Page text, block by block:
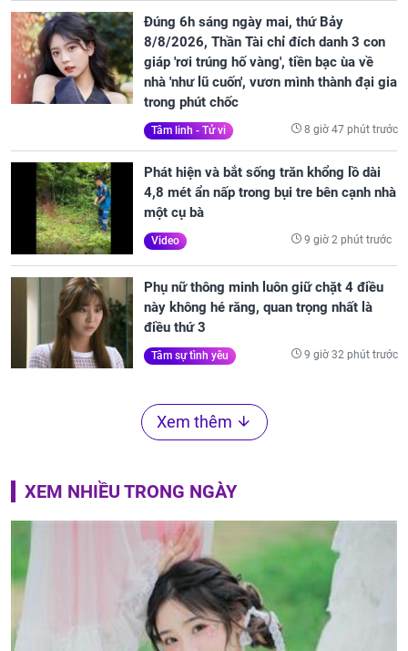
Đúng 6h sáng ngày mai, thứ Bảy
8/8/2026, Thần Tài chỉ đích danh 3 con
giáp 'rơi trúng hố vàng', tiền bạc ùa về
nhà 'như lũ cuốn', vươn mình thành đại gia
trong phút chốc
Tâm linh - Tử vi 8 giờ 47 phút trước
Phát hiện và bắt sống trăn khổng lồ dài
4,8 mét ẩn nấp trong bụi tre bên cạnh nhà
một cụ bà
Video 9 giờ 2 phút trước
Phụ nữ thông minh luôn giữ chặt 4 điều
này không hé răng, quan trọng nhất là
điều thứ 3
Tâm sự tình yêu 9 giờ 32 phút trước
Xem thêm
XEM NHIỀU TRONG NGÀY